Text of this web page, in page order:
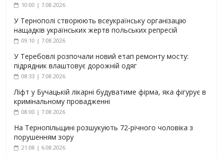
10:00 | 7.08.2026
У Тернополі створюють всеукраїнську організацію
нащадків українських жертв польських репресій
09:10 | 7.08.2026
У Теребовлі розпочали новий етап ремонту мосту:
підрядник влаштовує дорожній одяг
08:33 | 7.08.2026
Ліфт у Бучацькій лікарні будуватиме фірма, яка фігурує в
кримінальному провадженні
08:00 | 7.08.2026
На Тернопільщині розшукують 72-річного чоловіка з
порушенням зору
21:08 | 6.08.2026